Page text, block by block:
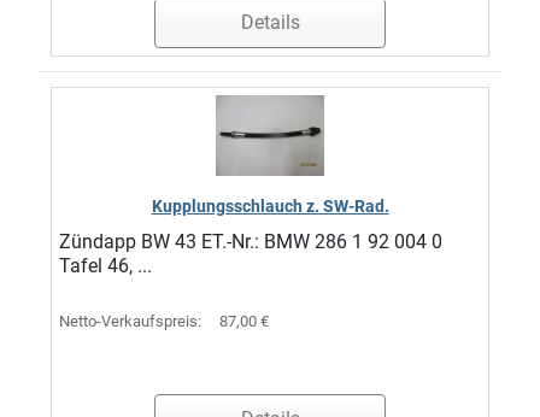
Details
Kupplungsschlauch z. SW-Rad.
Zündapp BW 43 ET.-Nr.: BMW 286 1 92 004 0
Tafel 46, ...
Netto-Verkaufspreis: 87,00 €